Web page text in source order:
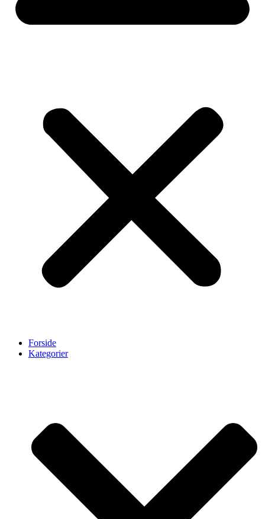
Forside
Kategorier